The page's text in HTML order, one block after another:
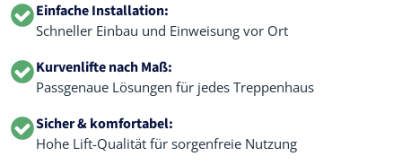
Einfache Installation:
Schneller Einbau und Einweisung vor Ort
Kurvenlifte nach Maß:
Passgenaue Lösungen für jedes Treppenhaus
Sicher & komfortabel:
Hohe Lift-Qualität für sorgenfreie Nutzung